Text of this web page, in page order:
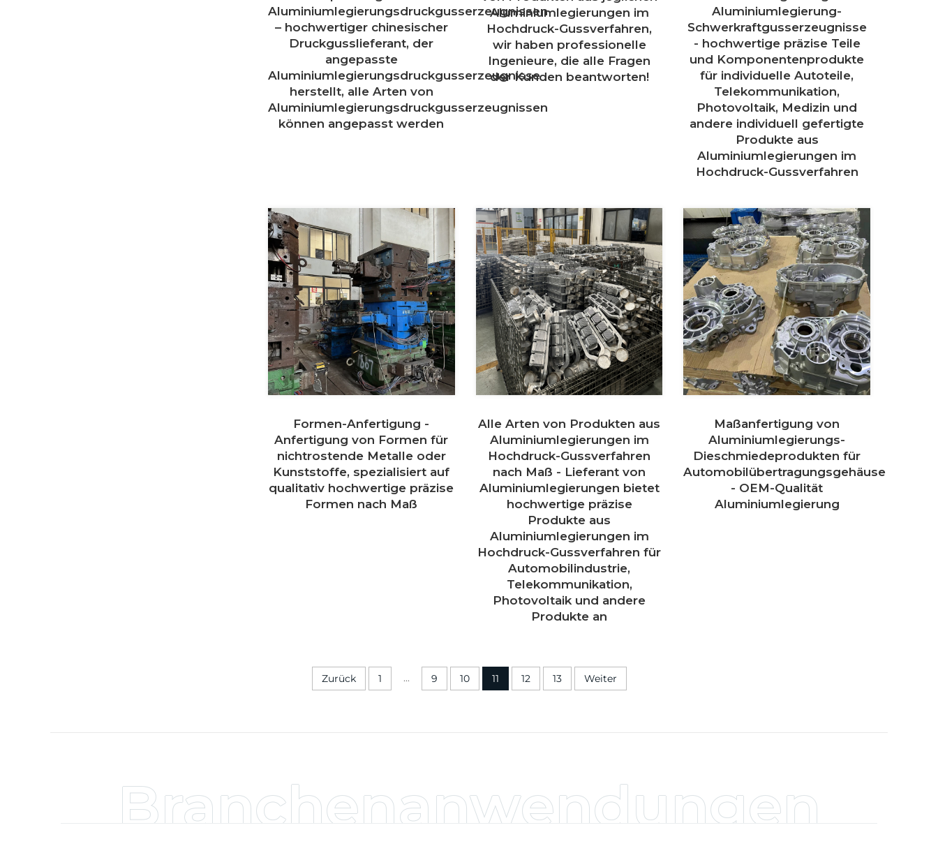
Aluminiumlegierungsdruckgusserzeugnissen
– hochwertiger chinesischer
Druckgusslieferant, der
angepasste
Aluminiumlegierungsdruckgusserzeugnisse
herstellt, alle Arten von
Aluminiumlegierungsdruckgusserzeugnissen
können angepasst werden
Aluminiumlegierungen im
Hochdruck-Gussverfahren,
wir haben professionelle
Ingenieure, die alle Fragen
der Kunden beantworten!
Aluminiumlegierung-
Schwerkraftgusserzeugnisse
- hochwertige präzise Teile
und Komponentenprodukte
für individuelle Autoteile,
Telekommunikation,
Photovoltaik, Medizin und
andere individuell gefertigte
Produkte aus
Aluminiumlegierungen im
Hochdruck-Gussverfahren
Formen-Anfertigung -
Anfertigung von Formen für
nichtrostende Metalle oder
Kunststoffe, spezialisiert auf
qualitativ hochwertige präzise
Formen nach Maß
Alle Arten von Produkten aus
Aluminiumlegierungen im
Hochdruck-Gussverfahren
nach Maß - Lieferant von
Aluminiumlegierungen bietet
hochwertige präzise
Produkte aus
Aluminiumlegierungen im
Hochdruck-Gussverfahren für
Automobilindustrie,
Telekommunikation,
Photovoltaik und andere
Produkte an
Maßanfertigung von
Aluminiumlegierungs-
Dieschmiedeprodukten für
Automobilübertragungsgehäuse
- OEM-Qualität
Aluminiumlegierung
Zurück 1 ... 9 10 11 12 13 Weiter
Branchenanwendungen